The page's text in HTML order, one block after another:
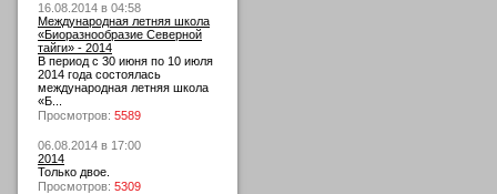
16.08.2014 в 04:58
Международная летняя школа
«Биоразнообразие Северной
тайги» - 2014
В период с 30 июня по 10 июля
2014 года состоялась
международная летняя школа
«Б...
Просмотров: 5589
06.08.2014 в 17:00
2014
Только двое.
Просмотров: 5309